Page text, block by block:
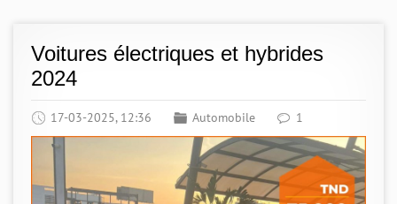
Voitures électriques et hybrides
2024
17-03-2025, 12:36 Automobile 1